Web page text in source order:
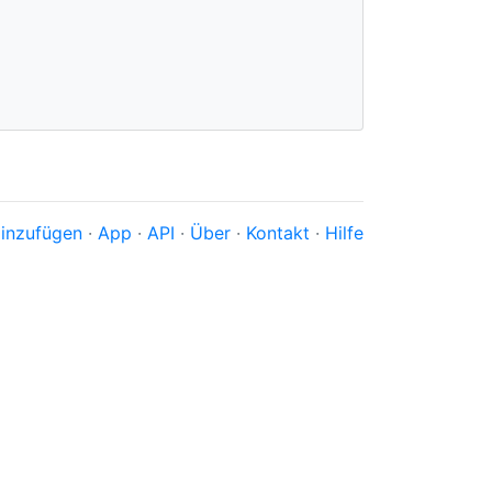
· App · API · Über · Kontakt · Hilfe